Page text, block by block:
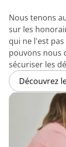
Nous tenons
sur les
qui ne l'est
pouvons nous
sécuriser les
Découvrez